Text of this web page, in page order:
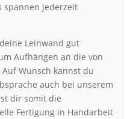
spannen jederzeit
Leinwand gut
Aufhängen an die von
Wunsch kannst du
auch bei unserem
dir somit die
Fertigung in Handarbeit